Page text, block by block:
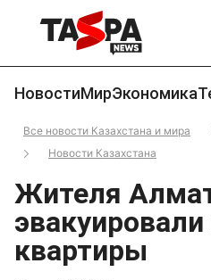
НовостиМирЭкономика
Все новости Казахстана и мира
Новости Казахстана
Жителя
квартиры